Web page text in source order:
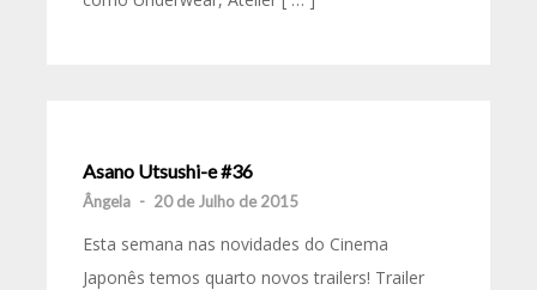
Asano Utsushi-e #36
Ângela - 20 de Julho de 2015
Esta semana nas novidades do Cinema
Japonês temos quarto novos trailers! Trailer